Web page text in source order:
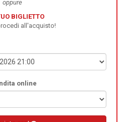
oppure
BIGLIETTO
all'acquisto!
online